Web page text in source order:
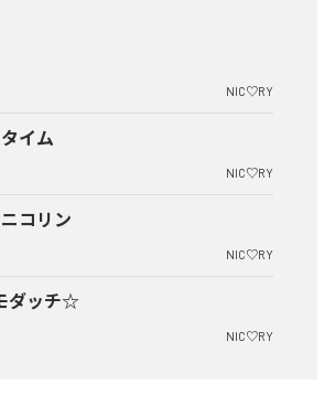
NIC♡RY
イム
NIC♡RY
コリン
NIC♡RY
ダッチ☆
NIC♡RY